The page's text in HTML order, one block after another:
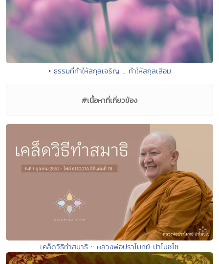
• ธรรมที่ทำให้สกุลเจริญ .. ทำให้สกุลเสื่อม
#เนื้อหาที่เกี่ยวข้อง
เคล็ดวิธีทำสมาธิ :: หลวงพ่อปราโมทย์ ปาโมชฺโช